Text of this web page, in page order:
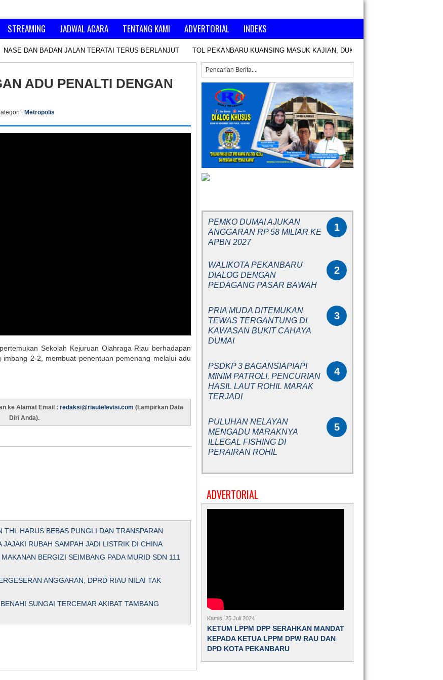
STREAMING JADWAL ACARA TENTANG KAMI ADVERTORIAL INDEKS
DAN BADAN JALAN TERATAI TERUS BERLANJUT TOL PEKANBARU KUANSING MASUK KAJIAN, DUKUNG PACU JALUR DAN
ADU PENALTI DENGAN
: Metropolis
Sekolah Kejuruan Olahraga Riau berhadapan
2-2, membuat penentuan pemenang melalui adu
ke Alamat Email : redaksi@riautelevisi.com (Lampirkan Data
Diri Anda).
THL HARUS BEBAS PUNGLI DAN TRANSPARAN
RUBAH SAMPAH JADI LISTRIK DI CHINA
BERGIZI SEIMBANG PADA MURID SDN 111
ANGGARAN, DPRD RIAU NILAI TAK
SUNGAI TERCEMAR AKIBAT TAMBANG
1
PEMKO DUMAI AJUKAN
ANGGARAN RP 58 MILIAR KE
APBN 2027
2
WALIKOTA PEKANBARU
DIALOG DENGAN
PEDAGANG PASAR BAWAH
3
PRIA MUDA DITEMUKAN
TEWAS TERGANTUNG DI
KAWASAN BUKIT CAHAYA
DUMAI
4
PSDKP 3 BAGANSIAPIAPI
MINIM PATROLI, PENCURIAN
HASIL LAUT ROHIL MARAK
TERJADI
5
PULUHAN NELAYAN
MENGADU MARAKNYA
ILLEGAL FISHING DI
PERAIRAN ROHIL
ADVERTORIAL
Kamis, 25 Juli 2024
KETUM LPPM DPP SERAHKAN MANDAT
KEPADA KETUA LPPM DPW RAU DAN
DPD KOTA PEKANBARU